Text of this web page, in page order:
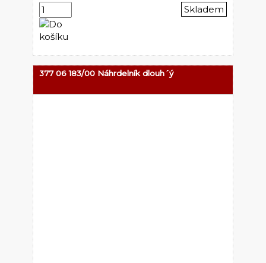
Skladem
377 06 183/00 Náhrdelník dlouh´ý